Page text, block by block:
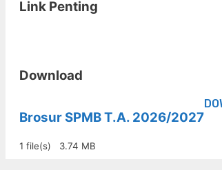
Link Penting
Download
Brosur SPMB T.A. 2026/2027
1 file(s) 3.74 MB